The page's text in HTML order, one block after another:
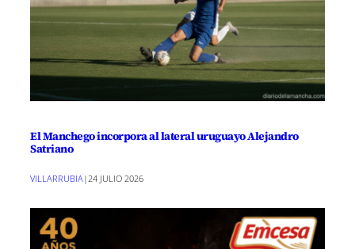
El Manchego incorpora al lateral uruguayo Alejandro
Satriano
VILLARRUBIA|24 JULIO 2026